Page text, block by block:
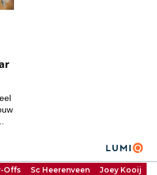
Offs Sc Heerenveen
Joey Kooij